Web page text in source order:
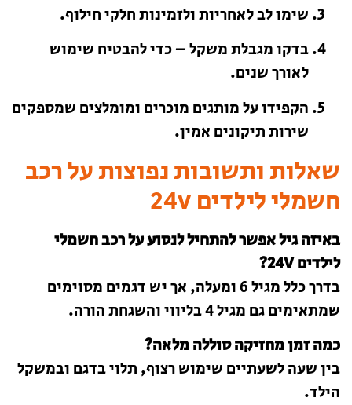
שימו לב לאחריות ולזמינות חלקי חילוף.
בדקו מגבלת משקל – כדי להבטיח שימוש
לאורך שנים.
הקפידו על מותגים מוכרים ומומלצים שמספקים
שירות תיקונים אמין.
שאלות ותשובות נפוצות על רכב
חשמלי לילדים 24v
באיזה גיל אפשר להתחיל לנסוע על רכב חשמלי
לילדים 24V?
בדרך כלל מגיל 6 ומעלה, אך יש דגמים מסוימים
שמתאימים גם מגיל 4 בליווי והשגחת הורה.
כמה זמן מחזיקה סוללה מלאה?
בין שעה לשעתיים שימוש רצוף, תלוי בדגם ובמשקל
הילד.